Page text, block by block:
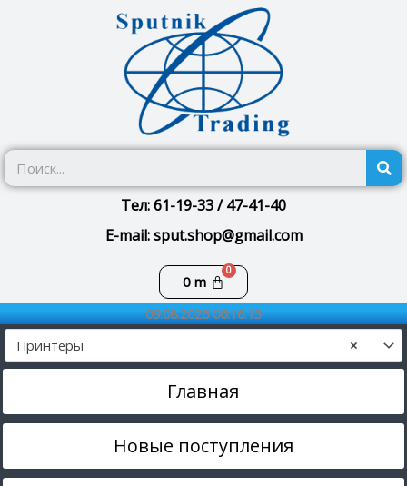
Тел: 61-19-33 / 47-41-40
E-mail: sput.shop@gmail.com
0m
Корзина
09.08.2026 06:16:13
×
Принтеры
Главная
Новые поступления